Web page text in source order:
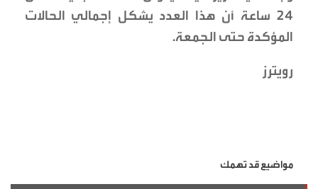
24 ساعة أن هذا العدد يشكل إجمالي الحالات
المؤكدة حتى الجمعة.
رويترز
مواضيع قد تهمك